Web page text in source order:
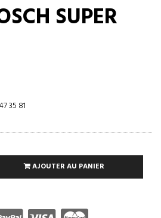
SUPER
35 81
AJOUTER AU PANIER